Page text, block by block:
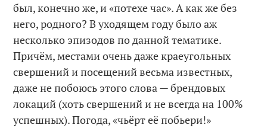
был, конечно же, и «потехе час». А как же без
него, родного? В уходящем году было аж
несколько эпизодов по данной тематике.
Причём, местами очень даже краеугольных
свершений и посещений весьма известных,
даже не побоюсь этого слова — брендовых
локаций (хоть свершений и не всегда на 100%
успешных). Погода, «чьёрт её побьери!»